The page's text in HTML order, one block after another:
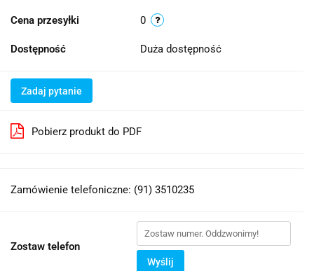
Cena przesyłki 0
Dostępność Duża dostępność
Zadaj pytanie
Pobierz produkt do PDF
Zamówienie telefoniczne: (91) 3510235
Zostaw telefon
Wyślij